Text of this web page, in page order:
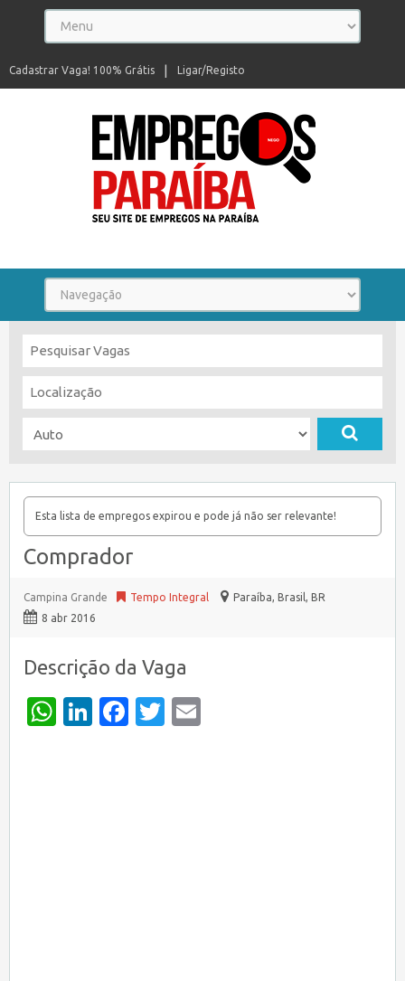
Ligar/Registo
Cadastrar Vaga! 100% Grátis
Esta lista de empregos expirou e pode já não ser relevante!
Comprador
Campina Grande Tempo Integral Paraíba, Brasil, BR
8 abr 2016
Descrição da Vaga
WhatsApp
LinkedIn
Facebook
Twitter